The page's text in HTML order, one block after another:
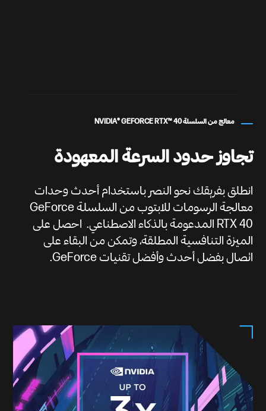
معالج من السلسلة NVIDIA® GEFORCE RTX™ 40
تجاوز حدود السرعة المعهودة
انطلق بفريقك نحو النصر باستخدام أحدث وحدات
معالجة الرسومات للابتوب من السلسلة GeForce
RTX 40 المدعومة بالذكاء الاصطناعي. احصل على
الميزة التنافسية المطلقة، وتمكن من البقاء على
اتصال بفضل أحدث وأفضل تقنيات GeForce.